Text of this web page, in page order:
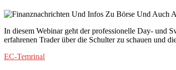
In diesem Webinar geht der professionelle Day- und
erfahrenen Trader über die Schulter zu schauen und
EC-Temrinal